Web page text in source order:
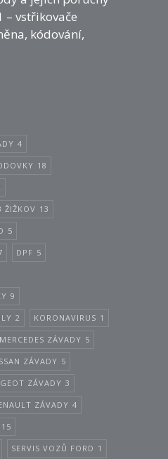
– vstřikovače
kódování,
4
18
ŽIŽKOV 13
5
DPF 5
9
2 KORONAVIRUS 1
MERCEDES ZÁVADY 5
ZÁVADY 5
ZÁVADY 3
ZÁVADY 4
15
SERVIS VOZŮ FORD 1